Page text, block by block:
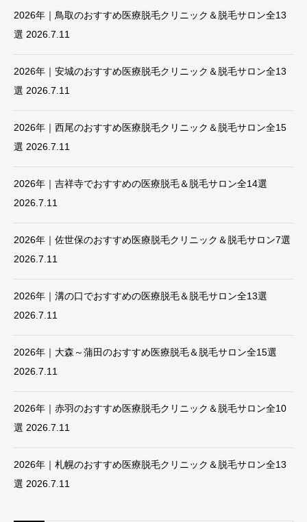
2026年｜鳥取のおすすめ医療脱毛クリニック＆脱毛サロン全13
選 2026.7.11
2026年｜安城のおすすめ医療脱毛クリニック＆脱毛サロン全13
選 2026.7.11
2026年｜西尾のおすすめ医療脱毛クリニック＆脱毛サロン全15
選 2026.7.11
2026年｜吉祥寺でおすすめの医療脱毛＆脱毛サロン全14選
2026.7.11
2026年｜佐世保のおすすめ医療脱毛クリニック＆脱毛サロン7選
2026.7.11
2026年｜溝の口でおすすめの医療脱毛＆脱毛サロン全13選
2026.7.11
2026年｜大森～蒲田のおすすめ医療脱毛＆脱毛サロン全15選
2026.7.11
2026年｜赤羽のおすすめ医療脱毛クリニック＆脱毛サロン全10
選 2026.7.11
2026年｜札幌のおすすめ医療脱毛クリニック＆脱毛サロン全13
選 2026.7.11